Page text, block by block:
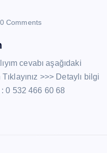
0 Comments
cevabı aşağıdaki
>>> Detaylı bilgi
0 532 466 60 68